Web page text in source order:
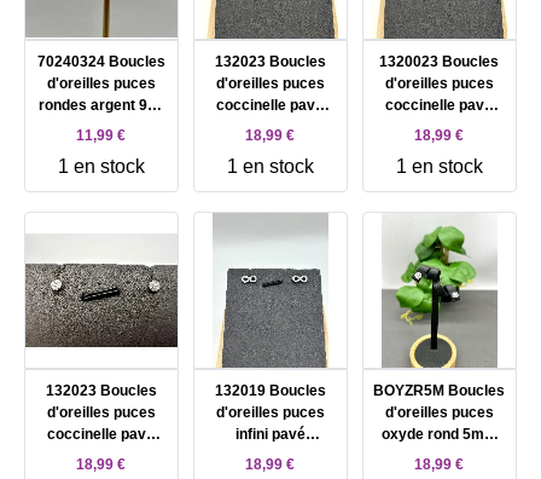
70240324 Boucles
d'oreilles puces
rondes argent 925
Millième (22 ct)
Millième (22 CT)
0,6g
11,99 €
1 en stock
132023 Boucles
d'oreilles puces
coccinelle pavé
d'oxydes Argent
CT) 0,6g
18,99 €
1 en stock
1320023 Boucles
d'oreilles puces
coccinelle pavé
d'oxydes Argent
CT) 0,6g
18,99 €
1 en stock
132023 Boucles
d'oreilles puces
coccinelle pavé
d'oxydes Argent
18,99 €
132019 Boucles
d'oreilles puces
infini pavé
d'oxydes Argent
18,99 €
BOYZR5M Boucles
d'oreilles puces
oxyde rond 5mm
Argent 925
18,99 €